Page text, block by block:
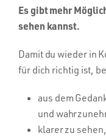
Es gibt mehr
sehen kannst.
Damit du wieder in
für dich richtig ist,
aus dem
und
klarer zu